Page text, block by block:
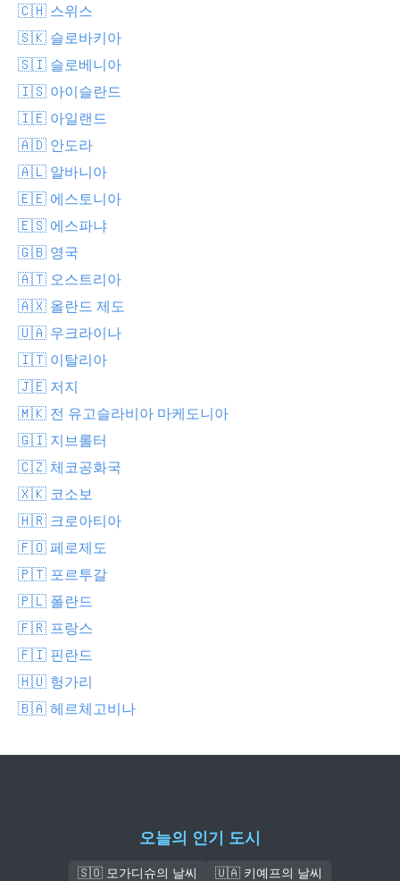
🇨🇭 스위스
🇸🇰 슬로바키아
🇸🇮 슬로베니아
🇮🇸 아이슬란드
🇮🇪 아일랜드
🇦🇩 안도라
🇦🇱 알바니아
🇪🇪 에스토니아
🇪🇸 에스파냐
🇬🇧 영국
🇦🇹 오스트리아
🇦🇽 올란드 제도
🇺🇦 우크라이나
🇮🇹 이탈리아
🇯🇪 저지
🇲🇰 전 유고슬라비아 마케도니아
🇬🇮 지브롤터
🇨🇿 체코공화국
🇽🇰 코소보
🇭🇷 크로아티아
🇫🇴 페로제도
🇵🇹 포르투갈
🇵🇱 폴란드
🇫🇷 프랑스
🇫🇮 핀란드
🇭🇺 헝가리
🇧🇦 헤르체고비나
오늘의 인기 도시
🇸🇴 모가디슈의 날씨
🇺🇦 키예프의 날씨